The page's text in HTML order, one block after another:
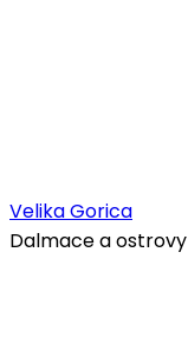
Velika Gorica
Dalmace a ostrovy